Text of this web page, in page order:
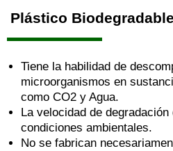
Plástico Biodegradable
Tiene la habilidad de
microorganismos en
como CO2 y Agua.
La velocidad de
condiciones ambientales.
No se fabrican